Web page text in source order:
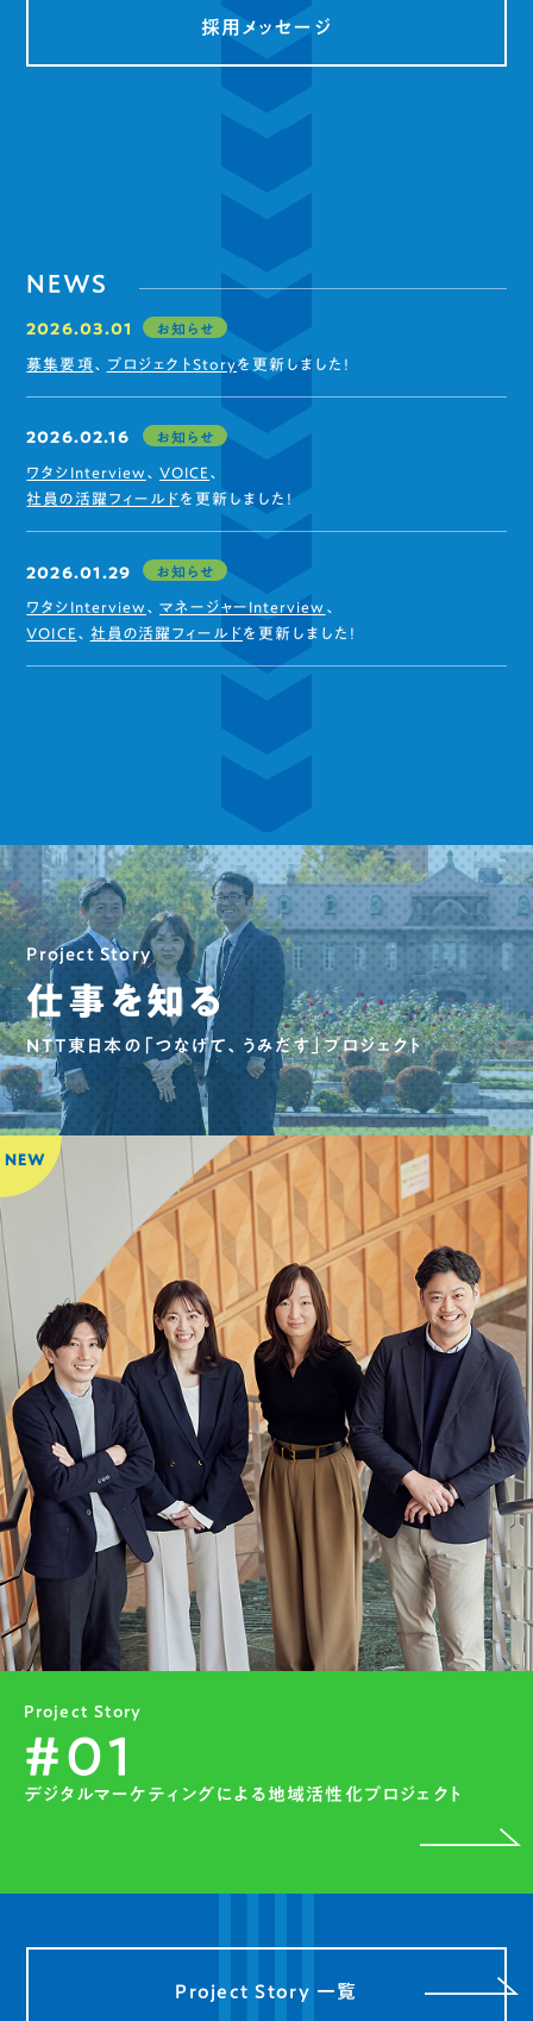
採用メッセージ
NEWS
2026.03.01 お知らせ
募集要項、 プロジェクトStoryを更新しました!
2026.02.16 お知らせ
ワタシInterview、 VOICE 、
社員の活躍フィールドを更新しました!
2026.01.29 お知らせ
ワタシInterview、 マネージャーInterview 、
VOICE 、 社員の活躍フィールドを更新しました!
Project Story
仕事を知る
NTT東日本の「つなげて、 うみだす」プロジェクト
Project Story
#01
デジタルマーケティングによる地域活性化プロジェクト
Project Story 一覧